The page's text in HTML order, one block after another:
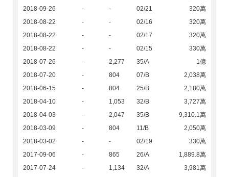
2018-09-26
- - 02/21
320萬
2018-08-22
- - 02/16
320萬
2018-08-22
- - 02/17
320萬
2018-08-22
- - 02/15
330萬
2018-07-26
- 2,277 35/A
1億
2018-07-20
- 804 07/B
2,038萬
2018-06-15
- 804 25/B
2,180萬
2018-04-10
- 1,053 32/B
3,727萬
2018-04-03
- 2,047 35/B
9,310.1萬
2018-03-09
- 804 11/B
2,050萬
2018-03-02
- - 02/19
330萬
2017-09-06
- 865 26/A
1,889.8萬
2017-07-24
- 1,134 32/A
3,981萬